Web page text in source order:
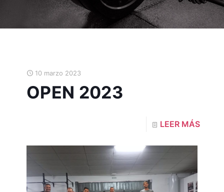
10 marzo 2023
OPEN 2023
LEER MÁS